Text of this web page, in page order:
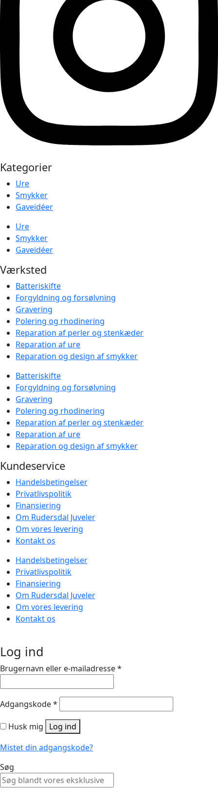
Kategorier
Ure
Smykker
Gaveidéer
Ure
Smykker
Gaveidéer
Værksted
Batteriskifte
Forgyldning og forsølvning
Gravering
Polering og rhodinering
Reparation af perler og stenkæder
Reparation af ure
Reparation og design af smykker
Batteriskifte
Forgyldning og forsølvning
Gravering
Polering og rhodinering
Reparation af perler og stenkæder
Reparation af ure
Reparation og design af smykker
Kundeservice
Handelsbetingelser
Privatlivspolitik
Finansiering
Om Rudersdal Juveler
Om vores levering
Kontakt os
Handelsbetingelser
Privatlivspolitik
Finansiering
Om Rudersdal Juveler
Om vores levering
Kontakt os
Log ind
Brugernavn eller e-mailadresse*
Adgangskode*
Husk mig
Log ind
Mistet din adgangskode?
Søg